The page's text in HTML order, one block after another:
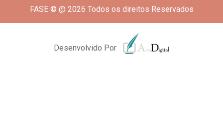
FASE © @ 2026 Todos os direitos Reservados
Desenvolvido Por